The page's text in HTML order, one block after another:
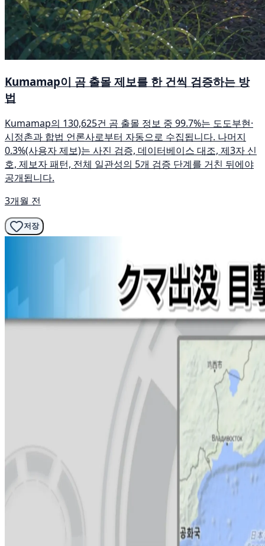
Kumamap이 곰 출몰 제보를 한 건씩 검증하는 방
법
Kumamap의 130,625건 곰 출몰 정보 중 99.7%는 도도부현·
시정촌과 합법 언론사로부터 자동으로 수집됩니다. 나머지
0.3%(사용자 제보)는 사진 검증, 데이터베이스 대조, 제3자 신
호, 제보자 패턴, 전체 일관성의 5개 검증 단계를 거친 뒤에야
공개됩니다.
3개월 전
저장